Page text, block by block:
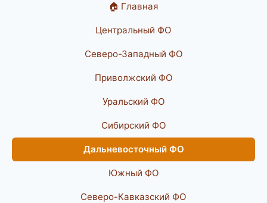
🏠 Главная
Центральный ФО
Северо-Западный ФО
Приволжский ФО
Уральский ФО
Сибирский ФО
Дальневосточный ФО
Южный ФО
Северо-Кавказский ФО